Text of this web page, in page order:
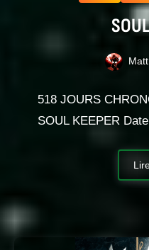
Matt
518 JOURS
SOUL KEEPER